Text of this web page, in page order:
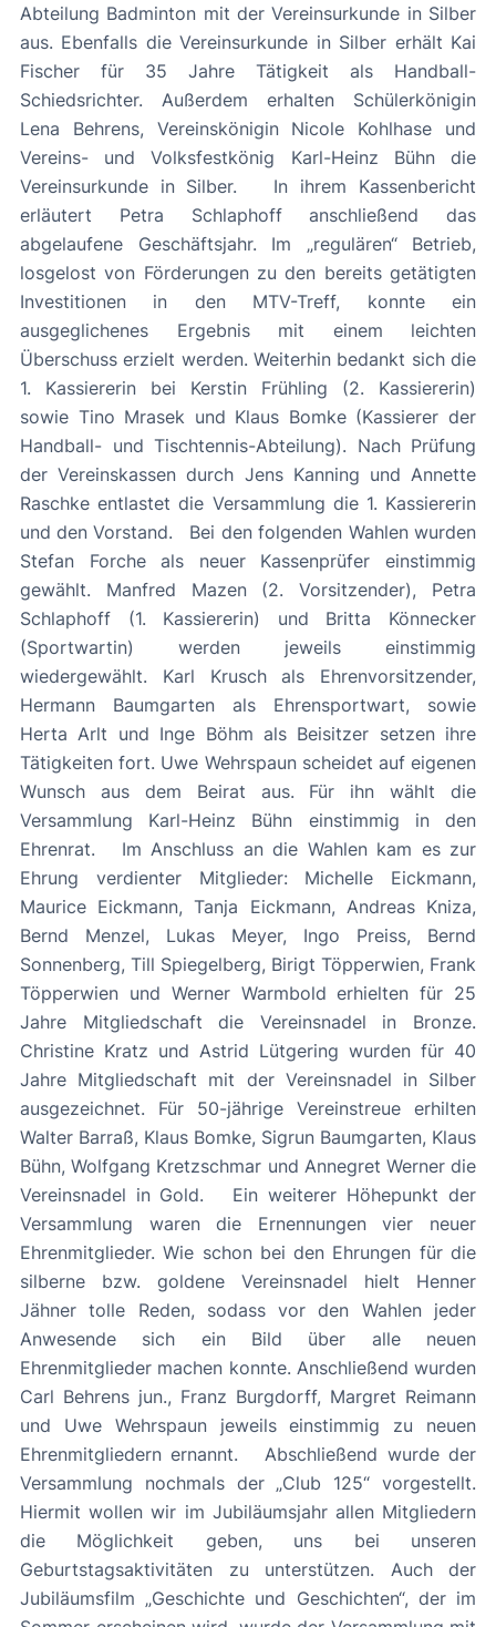
Abteilung Badminton mit der Vereinsurkunde in Silber
aus. Ebenfalls die Vereinsurkunde in Silber erhält Kai
Fischer für 35 Jahre Tätigkeit als Handball-
Schiedsrichter. Außerdem erhalten Schülerkönigin
Lena Behrens, Vereinskönigin Nicole Kohlhase und
Vereins- und Volksfestkönig Karl-Heinz Bühn die
Vereinsurkunde in Silber. In ihrem Kassenbericht
erläutert Petra Schlaphoff anschließend das
abgelaufene Geschäftsjahr. Im „regulären“ Betrieb,
losgelost von Förderungen zu den bereits getätigten
Investitionen in den MTV-Treff, konnte ein
ausgeglichenes Ergebnis mit einem leichten
Überschuss erzielt werden. Weiterhin bedankt sich die
1. Kassiererin bei Kerstin Frühling (2. Kassiererin)
sowie Tino Mrasek und Klaus Bomke (Kassierer der
Handball- und Tischtennis-Abteilung). Nach Prüfung
der Vereinskassen durch Jens Kanning und Annette
Raschke entlastet die Versammlung die 1. Kassiererin
und den Vorstand. Bei den folgenden Wahlen wurden
Stefan Forche als neuer Kassenprüfer einstimmig
gewählt. Manfred Mazen (2. Vorsitzender), Petra
Schlaphoff (1. Kassiererin) und Britta Könnecker
(Sportwartin) werden jeweils einstimmig
wiedergewählt. Karl Krusch als Ehrenvorsitzender,
Hermann Baumgarten als Ehrensportwart, sowie
Herta Arlt und Inge Böhm als Beisitzer setzen ihre
Tätigkeiten fort. Uwe Wehrspaun scheidet auf eigenen
Wunsch aus dem Beirat aus. Für ihn wählt die
Versammlung Karl-Heinz Bühn einstimmig in den
Ehrenrat. Im Anschluss an die Wahlen kam es zur
Ehrung verdienter Mitglieder: Michelle Eickmann,
Maurice Eickmann, Tanja Eickmann, Andreas Kniza,
Bernd Menzel, Lukas Meyer, Ingo Preiss, Bernd
Sonnenberg, Till Spiegelberg, Birigt Töpperwien, Frank
Töpperwien und Werner Warmbold erhielten für 25
Jahre Mitgliedschaft die Vereinsnadel in Bronze.
Christine Kratz und Astrid Lütgering wurden für 40
Jahre Mitgliedschaft mit der Vereinsnadel in Silber
ausgezeichnet. Für 50-jährige Vereinstreue erhilten
Walter Barraß, Klaus Bomke, Sigrun Baumgarten, Klaus
Bühn, Wolfgang Kretzschmar und Annegret Werner die
Vereinsnadel in Gold. Ein weiterer Höhepunkt der
Versammlung waren die Ernennungen vier neuer
Ehrenmitglieder. Wie schon bei den Ehrungen für die
silberne bzw. goldene Vereinsnadel hielt Henner
Jähner tolle Reden, sodass vor den Wahlen jeder
Anwesende sich ein Bild über alle neuen
Ehrenmitglieder machen konnte. Anschließend wurden
Carl Behrens jun., Franz Burgdorff, Margret Reimann
und Uwe Wehrspaun jeweils einstimmig zu neuen
Ehrenmitgliedern ernannt. Abschließend wurde der
Versammlung nochmals der „Club 125“ vorgestellt.
Hiermit wollen wir im Jubiläumsjahr allen Mitgliedern
die Möglichkeit geben, uns bei unseren
Geburtstagsaktivitäten zu unterstützen. Auch der
Jubiläumsfilm „Geschichte und Geschichten“, der im